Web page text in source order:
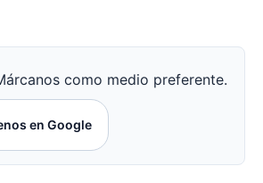
como medio preferente.
en Google